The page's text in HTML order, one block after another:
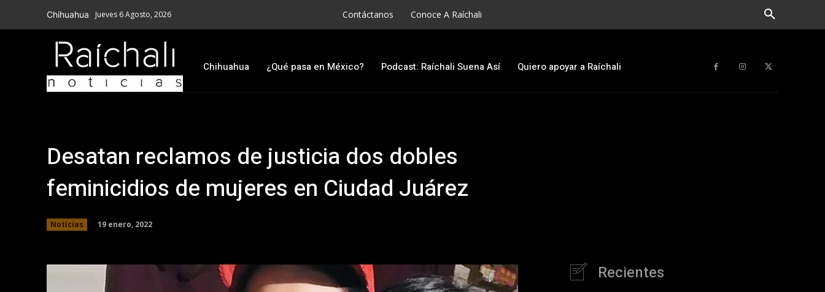
Chihuahua Jueves 6 Agosto, 2026 Contáctanos Conoce A Raíchali
Chihuahua ¿Qué pasa en México? Podcast: Raíchali Suena Así Quiero apoyar a Raíchali
Desatan reclamos de justicia dos dobles
feminicidios de mujeres en Ciudad Juárez
Noticias 19 enero, 2022
Recientes